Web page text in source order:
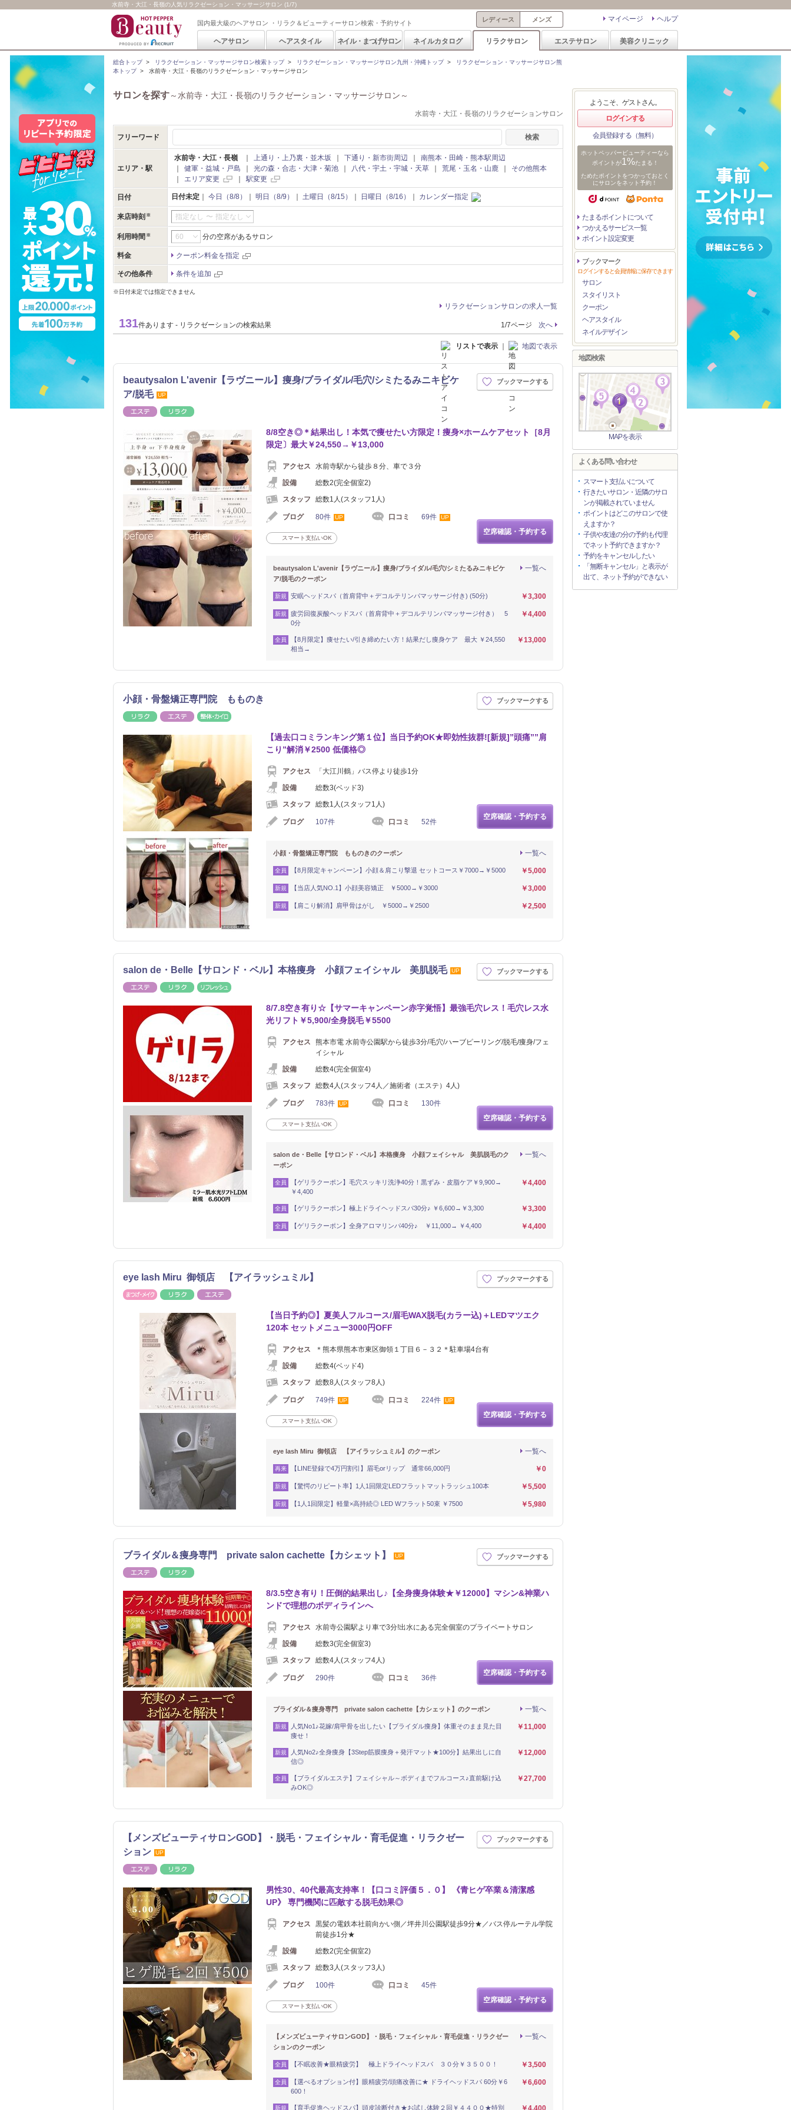
水前寺・大江・長嶺の人気リラクゼーション・マッサージサロン (1/7)
国内最大級のヘアサロン ・リラク＆ビューティーサロン検索・予約サイト ヘルプ
マイページ
レディース メンズ
ヘアサロン ヘアスタイル ネイル・まつげサロン ネイルカタログ リラクサロン エステサロン 美容クリニック
総合トップ> リラクゼーション・マッサージサロン検索トップ> リラクゼーション・マッサージサロン九州・沖縄トップ>
リラクゼーション・マッサージサロン熊
本トップ> 水前寺・大江・長嶺のリラクゼーション・マッサージサロン
サロンを探す～水前寺・大江・長嶺のリラクゼーション・マッサージサロン～
水前寺・大江・長嶺のリラクゼーションサロン
フリーワード
エリア・駅
水前寺・大江・長嶺 上通り・上乃裏・並木坂 下通り・新市街周辺
南熊本・田崎・熊本駅周辺
健軍・益城・戸島 光の森・合志・大津・菊池 八代・宇土・宇城・天草 荒尾・玉名・山鹿
その他熊本
エリア変更 駅変更
日付 日付未定 今日（8/8） 明日（8/9） 土曜日（8/15） 日曜日（8/16） カレンダー指定
来店時刻 指定なし 〜 指定なし
利用時間 分の空席があるサロン
料金 クーポン料金を指定
その他条件 条件を追加
※日付未定では指定できません
リラクゼーションサロンの求人一覧
131件あります - リラクゼーションの検索結果 1/7ページ 次へ
リストで表示 ｜ 地図で表示
beautysalon L'avenir【ラヴニール】痩身/ブライダル/毛穴/シミたるみニキビケ
ア/脱毛
UP
エステ
ブックマークする
8/8空き◎＊結果出し！本気で痩せたい方限定！痩身×ホームケアセット［8月
限定〕最大￥24,550→￥13,000
アクセス
水前寺駅から徒歩８分、車で３分
設備
総数2(完全個室2)
スタッフ
総数1人(スタッフ1人)
ブログ 80件 UP 口コミ 69件 UP
スマート支払いOK
空席確認・予約する
一覧へ
beautysalon L'avenir【ラヴニール】痩身/ブライダル/毛穴/シミたるみニキビケ
ア/脱毛のクーポン
新規 安眠ヘッドスパ（首肩背中＋デコルテリンパマッサージ付き) (50分) ￥3,300
新規
疲労回復炭酸ヘッドスパ（首肩背中＋デコルテリンパマッサージ付き） 5
0分
￥4,400
全員
【8月限定】痩せたい/引き締めたい方！結果だし痩身ケア 最大 ￥24,550
相当→
￥13,000
小顔・骨盤矯正専門院 もものき
リラク エステ
ブックマークする
【過去口コミランキング第１位】当日予約OK★即効性抜群![新規]”頭痛””肩
こり”解消￥2500 低価格◎
アクセス
「大江川鶴」バス停より徒歩1分
設備
総数3(ベッド3)
スタッフ
総数1人(スタッフ1人)
ブログ 107件 口コミ 52件
空席確認・予約する
一覧へ
小顔・骨盤矯正専門院 もものきのクーポン
全員 【8月限定キャンペーン】小顔＆肩こり撃退 セットコース￥7000→￥5000 ￥5,000
新規 【当店人気NO.1】小顔美容矯正 ￥5000→￥3000 ￥3,000
新規 【肩こり解消】肩甲骨はがし ￥5000→￥2500 ￥2,500
salon de・Belle【サロンド・ベル】本格痩身 小顔フェイシャル 美肌脱毛 UP
エステ リラク
ブックマークする
8/7.8空き有り☆【サマーキャンペーン赤字覚悟】最強毛穴レス！毛穴レス水
光リフト￥5,900/全身脱毛￥5500
アクセス
熊本市電 水前寺公園駅から徒歩3分/毛穴/ハーブピーリング/脱毛/痩身/フェ
イシャル
設備
総数4(完全個室4)
スタッフ
総数4人(スタッフ4人／施術者（エステ）4人)
ブログ 783件 UP 口コミ 130件
スマート支払いOK
空席確認・予約する
一覧へ
salon de・Belle【サロンド・ベル】本格痩身 小顔フェイシャル 美肌脱毛のク
ーポン
全員
【ゲリラクーポン】毛穴スッキリ洗浄40分！黒ずみ・皮脂ケア￥9,900→
￥4,400
￥4,400
全員 【ゲリラクーポン】極上ドライヘッドスパ30分♪ ￥6,600→￥3,300 ￥3,300
全員 【ゲリラクーポン】全身アロマリンパ40分♪ ￥11,000→ ￥4,400 ￥4,400
eye lash Miru 御領店 【アイラッシュミル】
まつげ・メイクリラク
ブックマークする
【当日予約◎】夏美人フルコース/眉毛WAX脱毛(カラー込)＋LEDマツエク
120本 セットメニュー3000円OFF
アクセス
＊熊本県熊本市東区御領１丁目６－３２＊駐車場4台有
設備
総数4(ベッド4)
スタッフ
総数8人(スタッフ8人)
ブログ 749件 UP 口コミ 224件 UP
スマート支払いOK
空席確認・予約する
一覧へ
eye lash Miru 御領店 【アイラッシュミル】のクーポン
再来 【LINE登録で4万円割引】眉毛orリップ 通常66,000円 ￥0
新規 【驚愕のリピート率】1人1回限定LEDフラットマットラッシュ100本 ￥5,500
新規 【1人1回限定】軽量×高持続◎ LED Wフラット50束 ￥7500 ￥5,980
ブライダル＆痩身専門 private salon cachette【カシェット】 UP
エステ
ブックマークする
8/3.5空き有り！圧倒的結果出し♪【全身痩身体験★￥12000】マシン&神業ハ
ンドで理想のボディラインへ
アクセス
水前寺公園駅より車で3分!出水にある完全個室のプライベートサロン
設備
総数3(完全個室3)
スタッフ
総数4人(スタッフ4人)
ブログ 290件 口コミ 36件
空席確認・予約する
一覧へ
ブライダル＆痩身専門 private salon cachette【カシェット】のクーポン
新規
人気No1♪花嫁/肩甲骨を出したい【ブライダル痩身】体重そのまま見た目
痩せ！
￥11,000
新規
人気No2♪全身痩身【3Step筋膜痩身＋発汗マット★100分】結果出しに自
信◎
￥12,000
全員
【ブライダルエステ】フェイシャル～ボディまでフルコース♪直前駆け込
みOK◎
￥27,700
【メンズビューティサロンGOD】・脱毛・フェイシャル・育毛促進・リラクゼー
ション
UP
エステ
ブックマークする
男性30、40代最高支持率！【口コミ評価５．０】 《青ヒゲ卒業＆清潔感
UP》 専門機関に匹敵する脱毛効果◎
アクセス
黒髪の電鉄本社前向かい側／坪井川公園駅徒歩9分★／バス停ルーテル学院
前徒歩1分★
設備
総数2(完全個室2)
スタッフ
総数3人(スタッフ3人)
ブログ 100件 口コミ 45件
スマート支払いOK
空席確認・予約する
一覧へ
【メンズビューティサロンGOD】・脱毛・フェイシャル・育毛促進・リラクゼー
ションのクーポン
全員 【不眠改善★眼精疲労】 極上ドライヘッドスパ ３０分￥３５００！ ￥3,500
全員
【選べるオプション付】眼精疲労/頭痛改善に★ ドライヘッドスパ 60分￥6
600！
￥6,600
新規 【育毛促進ヘッドスパ】頭皮診断付き★お試し体験２回￥４４００★特別 ￥4,400
ようこそ、ゲストさん。
ログインする
会員登録する（無料）
ホットペッパービューティーなら
ポイントが1%たまる！
ためたポイントをつかっておとく
にサロンをネット予約！
たまるポイントについて
つかえるサービス一覧
ポイント設定変更
ブックマーク
ログインすると会員情報に保存できます
サロン
スタイリスト
クーポン
ヘアスタイル
ネイルデザイン
地図検索
MAPを表示
よくある問い合わせ
スマート支払いについて
行きたいサロン・近隣のサロ
ンが掲載されていません
ポイントはどこのサロンで使
えますか？
子供や友達の分の予約も代理
でネット予約できますか？
予約をキャンセルしたい
「無断キャンセル」と表示が
出て、ネット予約ができない